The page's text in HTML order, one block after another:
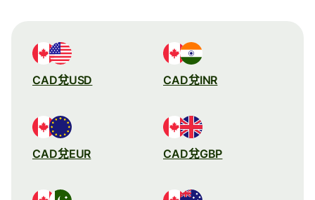
CAD兌USD CAD兌INR
CAD兌EUR CAD兌GBP